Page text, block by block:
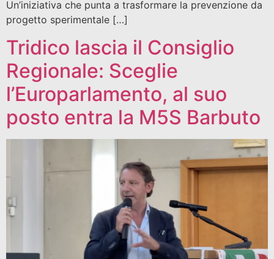
Un’iniziativa che punta a trasformare la prevenzione da
progetto sperimentale […]
Tridico lascia il Consiglio
Regionale: Sceglie
l’Europarlamento, al suo
posto entra la M5S Barbuto